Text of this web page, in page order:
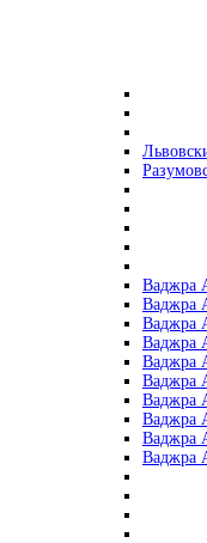
Ваджра
Ваджра
Ваджра
Ваджра
Ваджра
Ваджра
Ваджра
Ваджра
Ваджра
Ваджра